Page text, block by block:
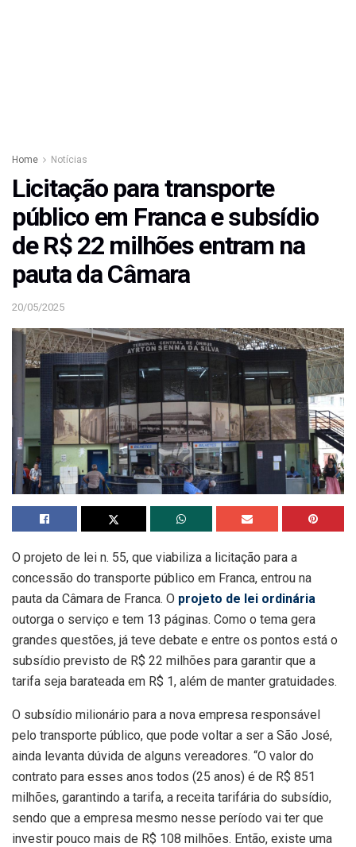
Home Notícias
Licitação para transporte
público em Franca e subsídio
de R$ 22 milhões entram na
pauta da Câmara
20/05/2025
O projeto de lei n. 55, que viabiliza a licitação para a
concessão do transporte público em Franca, entrou na
pauta da Câmara de Franca. O projeto de lei ordinária
outorga o serviço e tem 13 páginas. Como o tema gera
grandes questões, já teve debate e entre os pontos está o
subsídio previsto de R$ 22 milhões para garantir que a
tarifa seja barateada em R$ 1, além de manter gratuidades.
O subsídio milionário para a nova empresa responsável
pelo transporte público, que pode voltar a ser a São José,
ainda levanta dúvida de alguns vereadores. “O valor do
contrato para esses anos todos (25 anos) é de R$ 851
milhões, garantindo a tarifa, a receita tarifária do subsídio,
sendo que a empresa mesmo nesse período vai ter que
investir pouco mais de R$ 108 milhões. Então, existe uma